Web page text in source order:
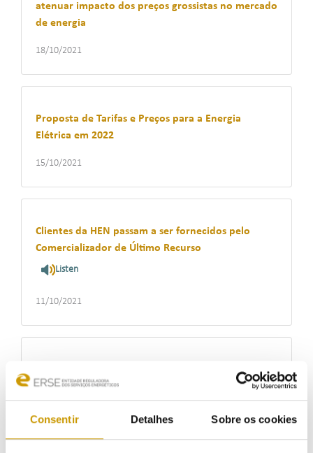
Consentir Detalhes Sobre os cookies
atenuar impacto dos preços grossistas no mercado
de energia
18/10/2021
Proposta de Tarifas e Preços para a Energia
Elétrica em 2022
15/10/2021
Clientes da HEN passam a ser fornecidos pelo
Comercializador de Último Recurso
Listen
11/10/2021
minimizar o efeito dos preços grossistas no
mercado de energia
Listen